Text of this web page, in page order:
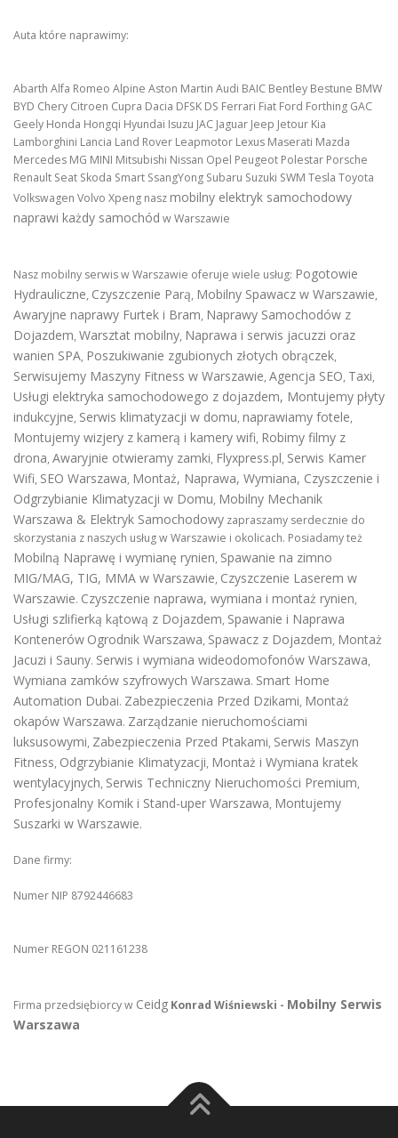
Auta które naprawimy:
Abarth Alfa Romeo Alpine Aston Martin Audi BAIC Bentley Bestune BMW
BYD Chery Citroen Cupra Dacia DFSK DS Ferrari Fiat Ford Forthing GAC
Geely Honda Hongqi Hyundai Isuzu JAC Jaguar Jeep Jetour Kia
Lamborghini Lancia Land Rover Leapmotor Lexus Maserati Mazda
Mercedes MG MINI Mitsubishi Nissan Opel Peugeot Polestar Porsche
Renault Seat Skoda Smart SsangYong Subaru Suzuki SWM Tesla Toyota
Volkswagen Volvo Xpeng naszmobilny elektryk samochodowy
naprawi każdy samochód w Warszawie
Nasz mobilny serwis w Warszawie oferuje wiele usług: Pogotowie
Hydrauliczne, Czyszczenie Parą, Mobilny Spawacz w Warszawie,
Awaryjne naprawy Furtek i Bram, Naprawy Samochodów z
Dojazdem, Warsztat mobilny, Naprawa i serwis jacuzzi oraz
wanien SPA, Poszukiwanie zgubionych złotych obrączek,
Serwisujemy Maszyny Fitness w Warszawie, Agencja SEO, Taxi,
Usługi elektryka samochodowego z dojazdem, Montujemy płyty
indukcyjne, Serwis klimatyzacji w domu, naprawiamy fotele,
Montujemy wizjery z kamerą i kamery wifi, Robimy filmy z
drona, Awaryjnie otwieramy zamki, Flyxpress.pl, Serwis Kamer
Wifi, SEO Warszawa, Montaż, Naprawa, Wymiana, Czyszczenie i
Odgrzybianie Klimatyzacji w Domu, Mobilny Mechanik
Warszawa & Elektryk Samochodowy zapraszamy serdecznie do
skorzystania z naszych usług w Warszawie i okolicach. Posiadamy też
Mobilną Naprawę i wymianę rynien, Spawanie na zimno
MIG/MAG, TIG, MMA w Warszawie, Czyszczenie Laserem w
Warszawie. Czyszczenie naprawa, wymiana i montaż rynien,
Usługi szlifierką kątową z Dojazdem, Spawanie i Naprawa
Kontenerów Ogrodnik Warszawa, Spawacz z Dojazdem, Montaż
Jacuzi i Sauny. Serwis i wymiana wideodomofonów Warszawa,
Wymiana zamków szyfrowych Warszawa. Smart Home
Automation Dubai. Zabezpieczenia Przed Dzikami, Montaż
okapów Warszawa. Zarządzanie nieruchomościami
luksusowymi, Zabezpieczenia Przed Ptakami, Serwis Maszyn
Fitness, Odgrzybianie Klimatyzacji, Montaż i Wymiana kratek
wentylacyjnych, Serwis Techniczny Nieruchomości Premium,
Profesjonalny Komik i Stand-uper Warszawa, Montujemy
Suszarki w Warszawie.
Dane firmy:
Numer NIP 8792446683
Numer REGON 021161238
Firma przedsiębiorcy w Ceidg Konrad Wiśniewski - Mobilny Serwis
Warszawa